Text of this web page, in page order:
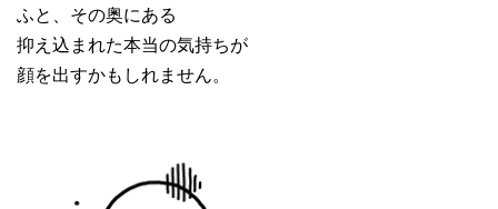
ふと、その奥にある
抑え込まれた本当の気持ちが
顔を出すかもしれません。